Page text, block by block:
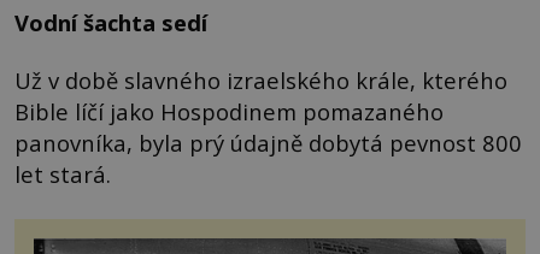
Vodní šachta sedí
Už v době slavného izraelského krále, kterého
Bible líčí jako Hospodinem pomazaného
panovníka, byla prý údajně dobytá pevnost 800
let stará.